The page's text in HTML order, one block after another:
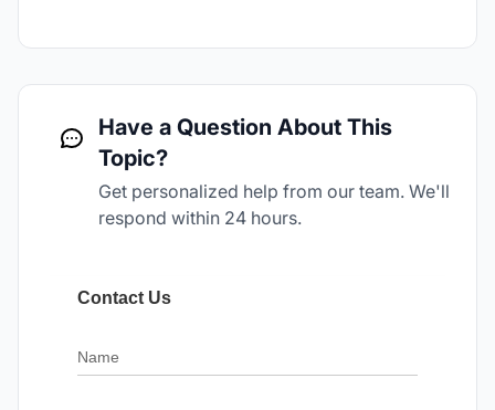
Have a Question About This
Topic?
Get personalized help from our team. We'll
respond within 24 hours.